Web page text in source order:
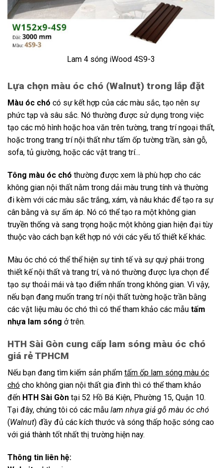
Lam 4 sóng iWood 4S9-3
Lựa chọn màu óc chó (Walnut) trong lắp đặt
Màu óc chó có sự kết hợp của các màu sắc, tạo nên sự
phức tạp và sâu sắc. Nó thường được sử dụng trong việc
tạo các mô hình hoặc hoa văn trên tường, trang trí ngoại thất,
hoặc trong trang trí nội thất như tấm ốp tường trần, sàn gỗ,
sofa, tủ giường, hoặc các vật trang trí…
Tông màu óc chó thường được xem là phù hợp cho các
không gian nội thất nằm trong dải màu trung tính và thường
đi kèm với các màu sắc trắng, xám, và nâu khác để tạo ra sự
cân bằng và sự ấm áp. Nó có thể tạo ra một không gian
truyền thống và sang trọng hoặc một không gian hiện đại tùy
thuộc vào cách bạn kết hợp nó với các yếu tố thiết kế khác.
Màu óc chó có thể thể hiện sự tinh tế và sự quý phái trong
thiết kế nội thất và trang trí, và nó thường được lựa chọn để
tạo sự thoải mái và tạo điểm nhấn trong không gian. Vì vậy,
nếu bạn đang muốn trang trí nội thất tường hoặc trần bằng
các vật liệu màu óc chó thì có thể tham khảo các mẫu tấm
nhựa lam sóng ở trên.
HTH Sài Gòn cung cấp lam sóng màu óc chó
giá rẻ TPHCM
Nếu bạn đang tìm kiếm sản phẩm tấm ốp lam sóng màu óc
chó cho không gian nội thất gia đình thì có thể tham khảo
đến HTH Sài Gòn tại 52 Hồ Bá Kiện, Phường 15, Quận 10.
Tại đây, chúng tôi có các mẫu lam nhựa giả gỗ màu óc chó
(Walnut) đầy đủ các kích thước và sóng thấp hoặc sóng cao
với giá thành tốt nhất thị trường hiện nay.
Thông tin liên hệ: